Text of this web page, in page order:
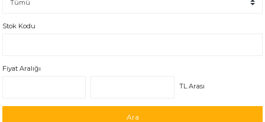
Stok Kodu
Fiyat Aralığı
TL Arası
Ara